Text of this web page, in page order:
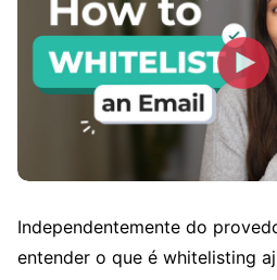
Independentemente do
entender o que é whitelisting